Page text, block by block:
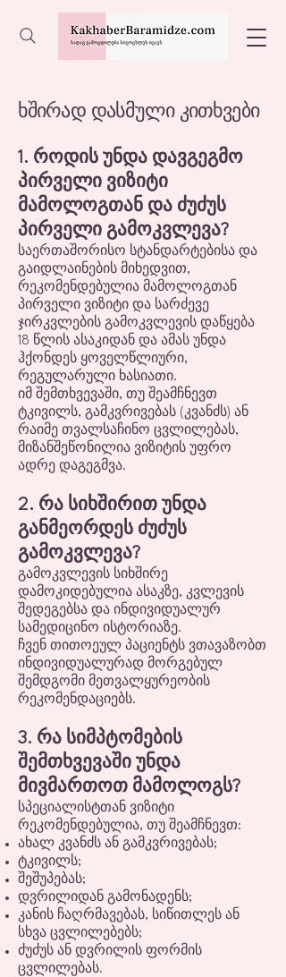
ხშირად დასმული კითხვები
1. როდის უნდა დავგეგმო
პირველი ვიზიტი
მამოლოგთან და ძუძუს
პირველი გამოკვლევა?
საერთაშორისო სტანდარტებისა და
გაიდლაინების მიხედვით,
რეკომენდებულია მამოლოგთან
პირველი ვიზიტი და სარძევე
ჯირკვლების გამოკვლევის დაწყება
18 წლის ასაკიდან და ამას უნდა
ჰქონდეს ყოველწლიური,
რეგულარული ხასიათი.
იმ შემთხვევაში, თუ შეამჩნევთ
ტკივილს, გამკვრივებას (კვანძს) ან
რაიმე თვალსაჩინო ცვლილებას,
მიზანშეწონილია ვიზიტის უფრო
ადრე დაგეგმვა.
2. რა სიხშირით უნდა
განმეორდეს ძუძუს
გამოკვლევა?
გამოკვლევის სიხშირე
დამოკიდებულია ასაკზე, კვლევის
შედეგებსა და ინდივიდუალურ
სამედიცინო ისტორიაზე.
ჩვენ თითოეულ პაციენტს ვთავაზობთ
ინდივიდუალურად მორგებულ
შემდგომი მეთვალყურეობის
რეკომენდაციებს.
3. რა სიმპტომების
შემთხვევაში უნდა
მივმართოთ მამოლოგს?
სპეციალისტთან ვიზიტი
რეკომენდებულია, თუ შეამჩნევთ:
ახალ კვანძს ან გამკვრივებას;
ტკივილს;
შეშუპებას;
დვრილიდან გამონადენს;
კანის ჩაღრმავებას, სიწითლეს ან
სხვა ცვლილებებს;
ძუძუს ან დვრილის ფორმის
ცვლილებას.